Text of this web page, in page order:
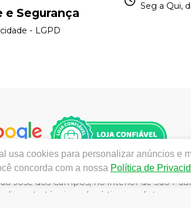
e Segurança
- LGPD
Seg a Qui,
José dos Campos, no interior de São
técnico e logística imediata para a
usa cookies para personalizar anúncios e
concorda com a nossa Política de